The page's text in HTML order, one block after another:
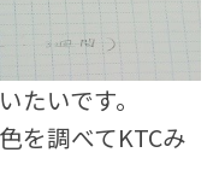
たいです。
を調べてKTCみ